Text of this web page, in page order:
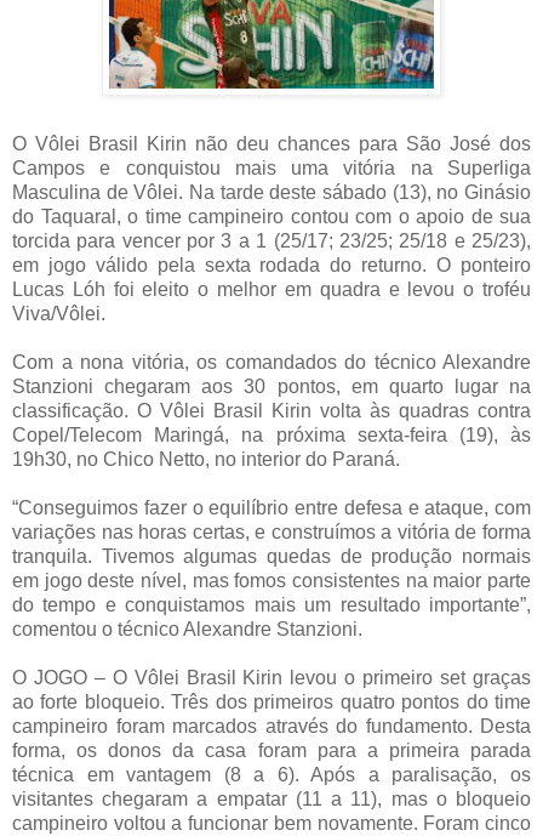
O Vôlei Brasil Kirin não deu chances para São José dos
Campos e conquistou mais uma vitória na Superliga
Masculina de Vôlei. Na tarde deste sábado (13), no Ginásio
do Taquaral, o time campineiro contou com o apoio de sua
torcida para vencer por 3 a 1 (25/17; 23/25; 25/18 e 25/23),
em jogo válido pela sexta rodada do returno. O ponteiro
Lucas Lóh foi eleito o melhor em quadra e levou o troféu
Viva/Vôlei.
Com a nona vitória, os comandados do técnico Alexandre
Stanzioni chegaram aos 30 pontos, em quarto lugar na
classificação. O Vôlei Brasil Kirin volta às quadras contra
Copel/Telecom Maringá, na próxima sexta-feira (19), às
19h30, no Chico Netto, no interior do Paraná.
“Conseguimos fazer o equilíbrio entre defesa e ataque, com
variações nas horas certas, e construímos a vitória de forma
tranquila. Tivemos algumas quedas de produção normais
em jogo deste nível, mas fomos consistentes na maior parte
do tempo e conquistamos mais um resultado importante”,
comentou o técnico Alexandre Stanzioni.
O JOGO – O Vôlei Brasil Kirin levou o primeiro set graças
ao forte bloqueio. Três dos primeiros quatro pontos do time
campineiro foram marcados através do fundamento. Desta
forma, os donos da casa foram para a primeira parada
técnica em vantagem (8 a 6). Após a paralisação, os
visitantes chegaram a empatar (11 a 11), mas o bloqueio
campineiro voltou a funcionar bem novamente. Foram cinco